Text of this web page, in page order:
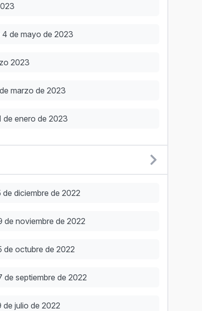
de mayo de 2023
2023
marzo de 2023
de enero de 2023
diciembre de 2022
de noviembre de 2022
de octubre de 2022
de septiembre de 2022
de julio de 2022